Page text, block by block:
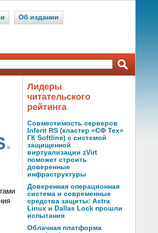
Об издании
Лидеры
читательского
рейтинга
Совместимость серверов
Inferit RS (кластер «СФ Тех»
ГК Softline) с системой
защищенной
виртуализации zVirt
поможет строить
доверенные
инфраструктуры
Доверенная операционная
система и современные
средства защиты: Astra
Linux и Dallas Lock прошли
испытания
Облачная платформа